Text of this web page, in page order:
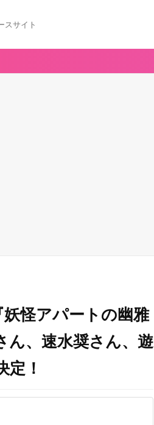
スサイト
怪アパートの幽雅
ん、速水奨さん、遊
定！